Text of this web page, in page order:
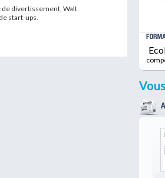
de divertissement, Walt
start-ups.